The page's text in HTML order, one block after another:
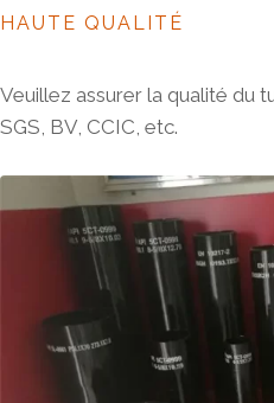
HAUTE QUALITÉ
Veuillez assurer la qualité du
SGS, BV, CCIC, etc.